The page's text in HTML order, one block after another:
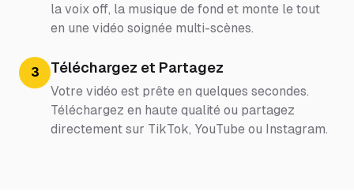
la voix off, la musique de fond et monte le tout
en une vidéo soignée multi-scènes.
3 Téléchargez et Partagez
Votre vidéo est prête en quelques secondes.
Téléchargez en haute qualité ou partagez
directement sur TikTok, YouTube ou Instagram.